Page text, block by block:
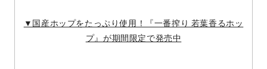
▼国産ホップをたっぷり使用！『一番搾り 若葉香るホッ
プ』が期間限定で発売中